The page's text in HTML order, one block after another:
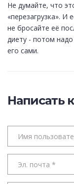
Не думайте, что
«перезагрузка».
не бросайте её
диету - потом
его сами.
Написать